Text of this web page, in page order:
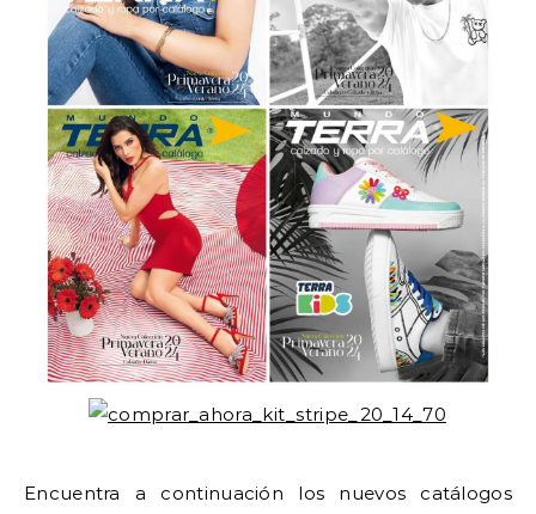
Encuentra a continuación los nuevos catálogos